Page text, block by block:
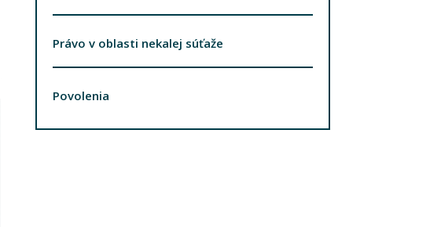
Právo v oblasti nekalej súťaže
Povolenia